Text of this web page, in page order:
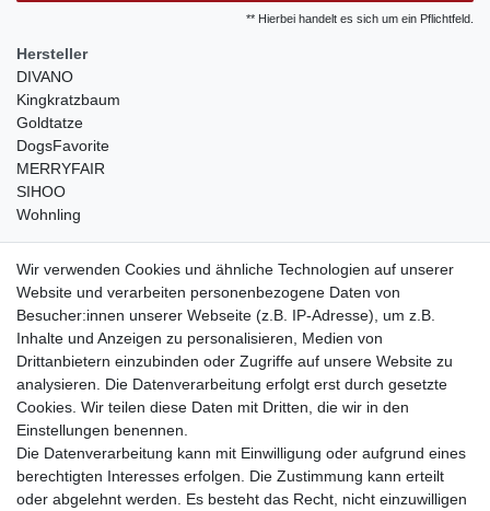
** Hierbei handelt es sich um ein Pflichtfeld.
Hersteller
DIVANO
Kingkratzbaum
Goldtatze
DogsFavorite
MERRYFAIR
SIHOO
Wohnling
weitere Shops
traumlampen- Lampen und Kronleuchter
kinderwagencenter- Exklusive und günstige Kinderwagen
gastrogeraete24- alles für Gastronomie und Imbiss
soziale Medien
Facebook
sicher einkaufen
Wir verwenden Cookies und ähnliche Technologien auf unserer
Website und verarbeiten personenbezogene Daten von
Besucher:innen unserer Webseite (z.B. IP-Adresse), um z.B.
Inhalte und Anzeigen zu personalisieren, Medien von
Drittanbietern einzubinden oder Zugriffe auf unsere Website zu
analysieren. Die Datenverarbeitung erfolgt erst durch gesetzte
Cookies. Wir teilen diese Daten mit Dritten, die wir in den
Einstellungen benennen.
Die Datenverarbeitung kann mit Einwilligung oder aufgrund eines
berechtigten Interesses erfolgen. Die Zustimmung kann erteilt
oder abgelehnt werden. Es besteht das Recht, nicht einzuwilligen